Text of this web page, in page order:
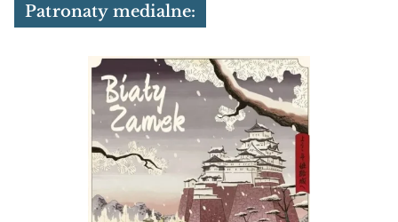
Patronaty medialne: